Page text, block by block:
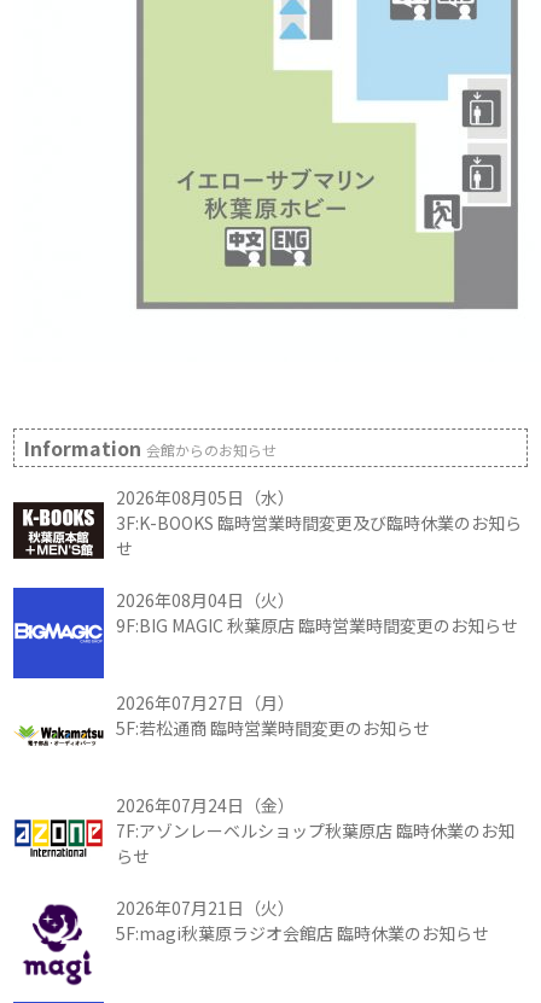
Information会館からのお知らせ
2026年08月05日（水）
3F:K-BOOKS 臨時営業時間変更及び臨時休業のお知ら
せ
2026年08月04日（火）
9F:BIG MAGIC 秋葉原店 臨時営業時間変更のお知らせ
2026年07月27日（月）
5F:若松通商 臨時営業時間変更のお知らせ
2026年07月24日（金）
7F:アゾンレーベルショップ秋葉原店 臨時休業のお知
らせ
2026年07月21日（火）
5F:magi秋葉原ラジオ会館店 臨時休業のお知らせ